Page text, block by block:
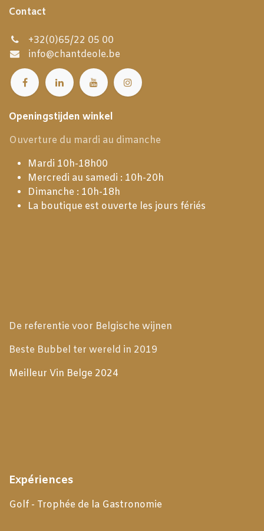
Contact
+32(0)65/22 05 00
info@chantdeole.be
Openingstijden winkel
Ouverture du mardi au dimanche
Mardi 10h-18h00
Mercredi au samedi : 10h-20h
Dimanche : 10h-18h
La boutique est ouverte les jours fériés
De referentie voor Belgische wijnen
Beste Bubbel ter wereld in 2019
Meilleur Vin Belge 2024
Expériences
Golf - Trophée de la Gastronomie